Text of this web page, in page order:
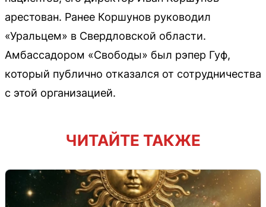
арестован. Ранее Коршунов руководил
«Уральцем» в Свердловской области.
Амбассадором «Свободы» был рэпер Гуф,
который публично отказался от сотрудничества
с этой организацией.
ЧИТАЙТЕ ТАКЖЕ